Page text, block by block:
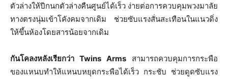
ตัวล่างให้ปีกนกตัวล่างคืนศูนย์ได้เร็ว ง่ายต่อการควบคุมพวงมาลัย
ทางตรงนุ่มเข้าโคังคมจากเดิม ช่วยซับแรงสั่นสะเทือนในแนวดิ่ง
ให้ขึ้นห้องโดยสารน้อยจากเดิม
กันโคลงหลังเรียกว่า Twins Arms สามารถควบคุมการกระพือ
ของแหนบทำให้แหนบหยุดกระพือได้เร็ว กระชับ ช่วยดูดซับแรง